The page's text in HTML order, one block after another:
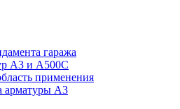
гаража
А3 и А500С
применения
арматуры А3